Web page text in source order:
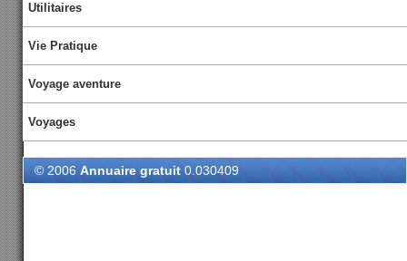
Utilitaires
Vie Pratique
Voyage aventure
Voyages
© 2006 Annuaire gratuit 0.030409